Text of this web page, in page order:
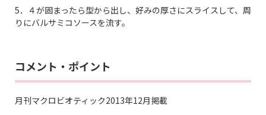
5．４が固まったら型から出し、好みの厚さにスライスして、周
りにバルサミコソースを流す。
コメント・ポイント
月刊マクロビオティック2013年12月掲載